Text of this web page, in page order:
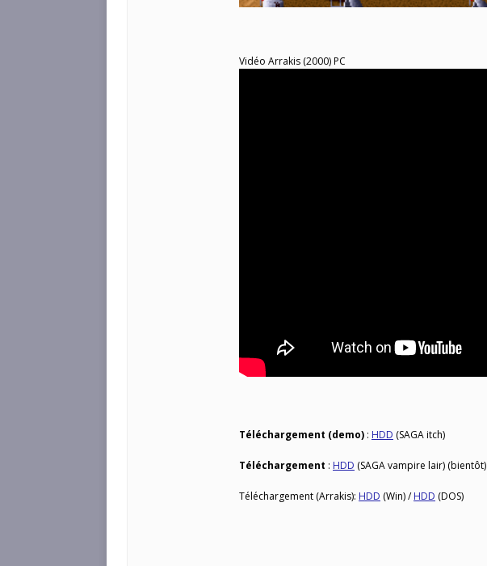
Vidéo Arrakis (2000) PC
Téléchargement (demo) : HDD (SAGA itch)
Téléchargement : HDD (SAGA vampire lair) (bientôt)
Téléchargement (Arrakis): HDD (Win) /HDD (DOS)